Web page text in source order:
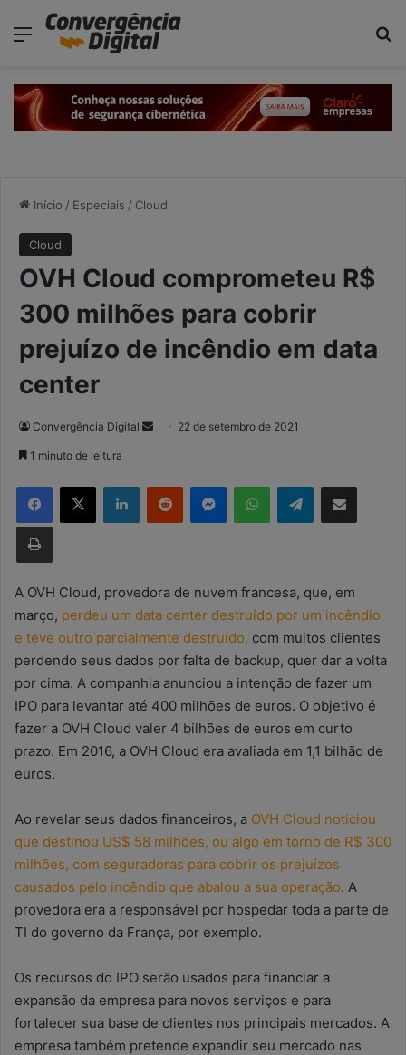
Menu
Início / Especiais / Cloud
Cloud
OVH Cloud comprometeu R$
300 milhões para cobrir
prejuízo de incêndio em data
center
Convergência Digital
d
-
m
a
l
22 de setembro de 2021
1 minuto de leitura
Telegram
A OVH Cloud, provedora de nuvem francesa, que, em
março, perdeu um data center destruído por um incêndio
e teve outro parcialmente destruído, com muitos clientes
perdendo seus dados por falta de backup, quer dar a volta
por cima. A companhia anunciou a intenção de fazer um
IPO para levantar até 400 milhões de euros. O objetivo é
fazer a OVH Cloud valer 4 bilhões de euros em curto
prazo. Em 2016, a OVH Cloud era avaliada em 1,1 bilhão de
euros.
Ao revelar seus dados financeiros, a OVH Cloud noticiou
que destinou US$ 58 milhões, ou algo em torno de R$ 300
milhões, com seguradoras para cobrir os prejuízos
causados pelo incêndio que abalou a sua operação. A
provedora era a responsável por hospedar toda a parte de
TI do governo da França, por exemplo.
Os recursos do IPO serão usados para financiar a
expansão da empresa para novos serviços e para
fortalecer sua base de clientes nos principais mercados. A
empresa também pretende expandir seu mercado nas